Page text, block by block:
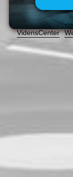
VidensCenter